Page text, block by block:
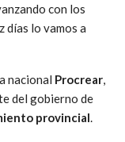
con los
días lo vamos a
nacional Procrear,
del gobierno de
provincial.